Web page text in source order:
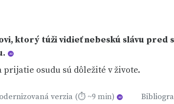
ktorý túži vidieť nebeskú slávu pred
AI
prijatie osudu sú dôležité v živote.
verzia (⏱ ~9 min) AI